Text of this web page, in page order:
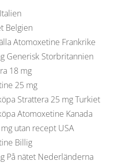
Belgien
Atomoxetine Frankrike
Generisk Storbritannien
18 mg
25 mg
Strattera 25 mg Turkiet
Atomoxetine Kanada
utan recept USA
Billig
På nätet Nederländerna